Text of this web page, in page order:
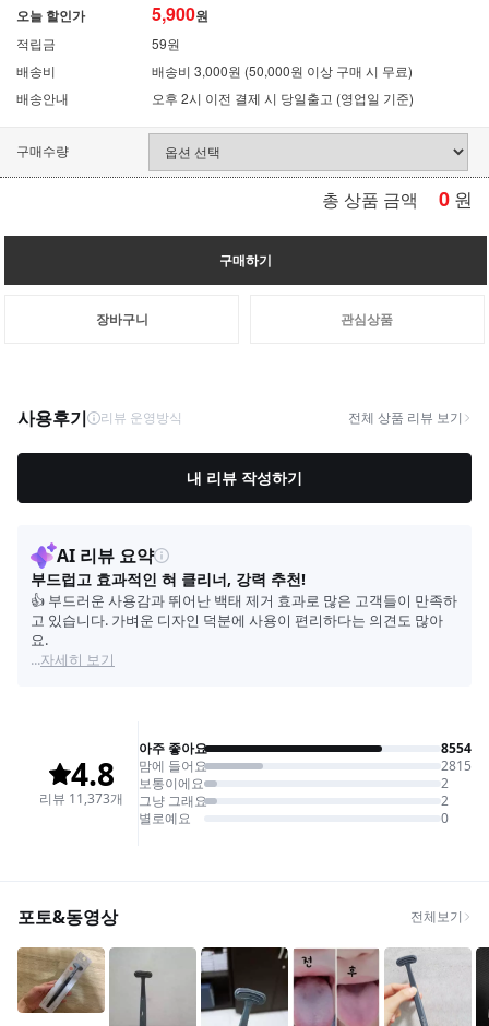
오늘 할인가 5,900원
적립금
59원
배송비
배송비 3,000원 (50,000원 이상 구매 시 무료)
배송안내
오후 2시 이전 결제 시 당일출고 (영업일 기준)
구매수량
총 상품 금액 0 원
구매하기
장바구니 관심상품